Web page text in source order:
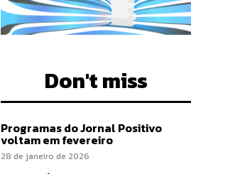
Don't miss
Programas do Jornal Positivo
voltam em fevereiro
28 de janeiro de 2026